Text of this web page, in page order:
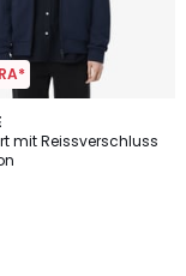
mit Reissverschluss